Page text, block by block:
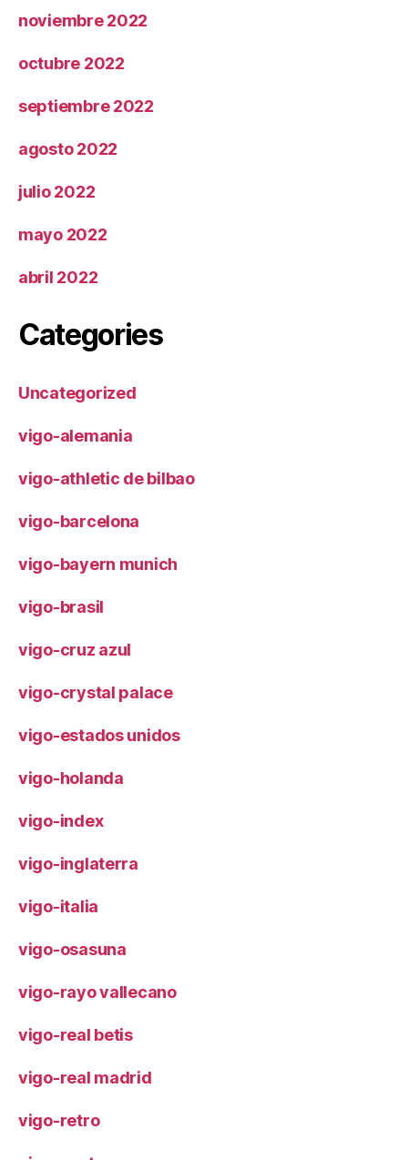
noviembre 2022
octubre 2022
septiembre 2022
agosto 2022
julio 2022
mayo 2022
abril 2022
Categories
Uncategorized
vigo-alemania
vigo-athletic de bilbao
vigo-barcelona
vigo-bayern munich
vigo-brasil
vigo-cruz azul
vigo-crystal palace
vigo-estados unidos
vigo-holanda
vigo-index
vigo-inglaterra
vigo-italia
vigo-osasuna
vigo-rayo vallecano
vigo-real betis
vigo-real madrid
vigo-retro